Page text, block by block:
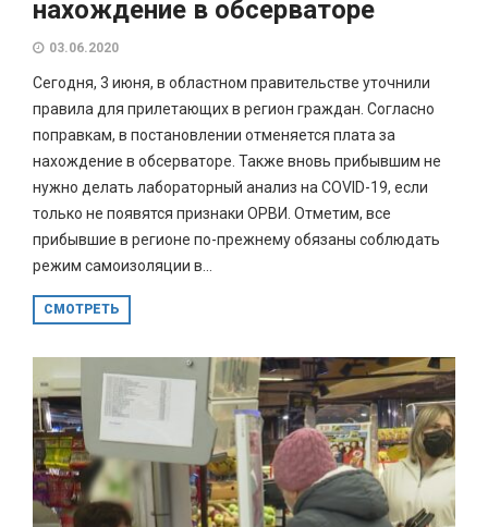
нахождение в обсерваторе
03.06.2020
Сегодня, 3 июня, в областном правительстве уточнили
правила для прилетающих в регион граждан. Согласно
поправкам, в постановлении отменяется плата за
нахождение в обсерваторе. Также вновь прибывшим не
нужно делать лабораторный анализ на COVID-19, если
только не появятся признаки ОРВИ. Отметим, все
прибывшие в регионе по-прежнему обязаны соблюдать
режим самоизоляции в...
СМОТРЕТЬ